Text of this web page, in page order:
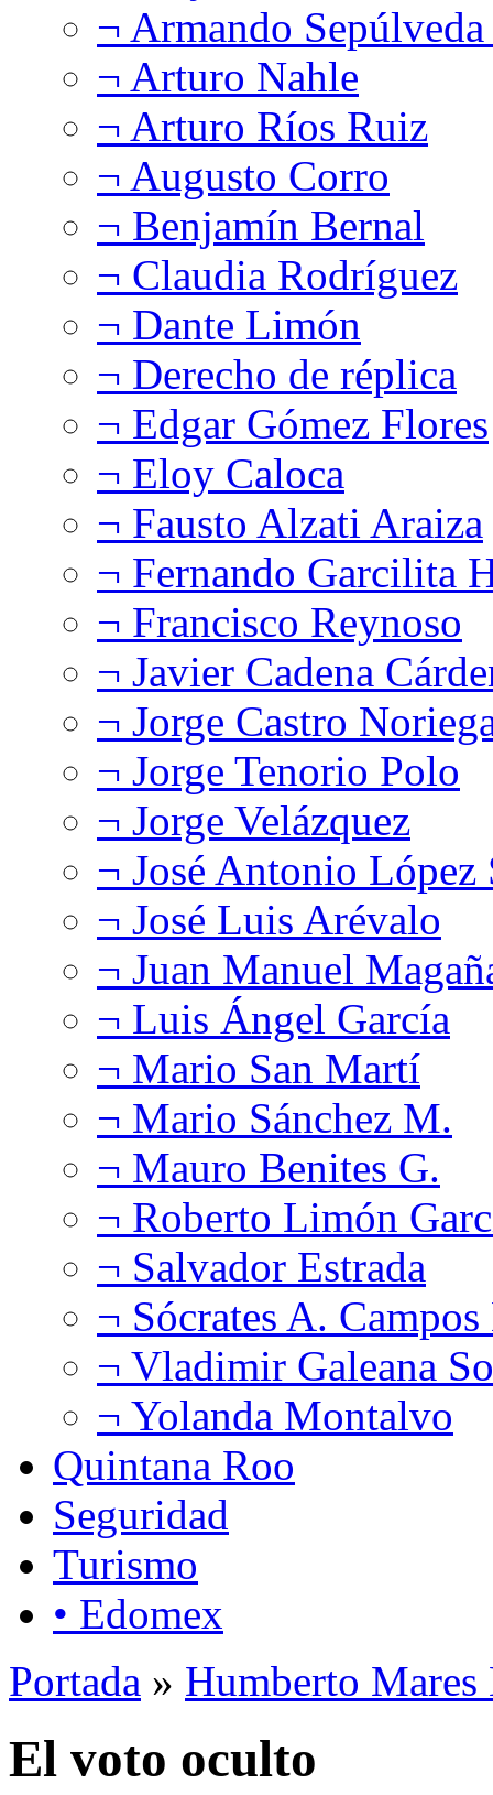
¬ Armando
¬ Arturo Nahle
¬ Arturo Ríos Ruiz
¬ Augusto Corro
¬ Benjamín Bernal
¬ Claudia Rodríguez
¬ Dante Limón
¬ Derecho de réplica
¬ Edgar Gómez Flores
¬ Eloy Caloca
¬ Fausto Alzati Araiza
¬ Fernando Garcilita
¬ Francisco Reynoso
¬ Javier Cadena
¬ Jorge Castro
¬ Jorge Tenorio Polo
¬ Jorge Velázquez
¬ José Antonio López
¬ José Luis Arévalo
¬ Juan Manuel
¬ Luis Ángel García
¬ Mario San Martí
¬ Mario Sánchez M.
¬ Mauro Benites G.
¬ Roberto Limón
¬ Salvador Estrada
¬ Sócrates A.
¬ Vladimir Galeana
¬ Yolanda Montalvo
Quintana Roo
Seguridad
Turismo
• Edomex
Portada » Humberto Mares
El voto oculto